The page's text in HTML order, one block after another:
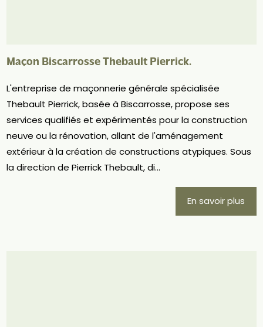
Maçon Biscarrosse Thebault Pierrick.
L'entreprise de maçonnerie générale spécialisée
Thebault Pierrick, basée à Biscarrosse, propose ses
services qualifiés et expérimentés pour la construction
neuve ou la rénovation, allant de l'aménagement
extérieur à la création de constructions atypiques. Sous
la direction de Pierrick Thebault, di...
En savoir plus